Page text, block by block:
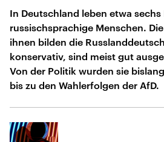
In Deutschland leben etwa sechs
russischsprachige Menschen.
ihnen bilden die
konservativ, sind meist gut
Von der Politik wurden sie
bis zu den Wahlerfolgen der AfD.